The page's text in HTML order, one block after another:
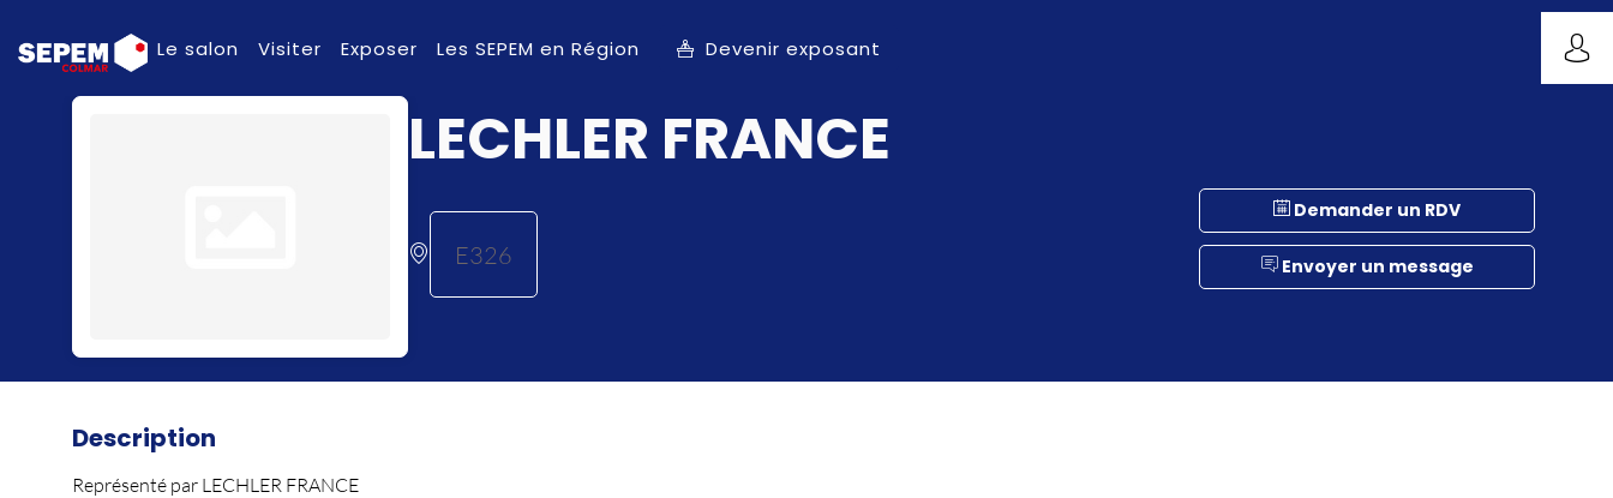
Le salon Visiter Exposer Les SEPEM en Région Devenir exposant
Demander un RDV
Envoyer un message
LECHLER FRANCE
E326
Description
Représenté par LECHLER FRANCE